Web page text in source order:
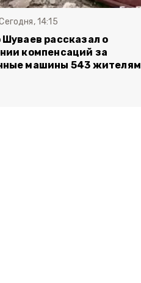
14:15
рассказал о
компенсаций за
машины 543 жителям